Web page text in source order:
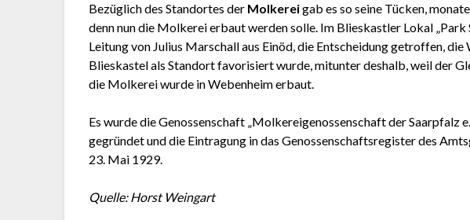
Bezüglich des Standortes der Molkereigab es so seine Tücken,
denn nun die Molkerei erbaut werden solle. Im Blieskastler Lokal „Park
Leitung von Julius Marschall aus Einöd, die Entscheidung getroffen,
Blieskastel als Standort favorisiert wurde, mitunter deshalb, weil der
die Molkerei wurde in Webenheim erbaut.
Es wurde die Genossenschaft „Molkereigenossenschaft der Saarpfalz
gegründet und die Eintragung in das Genossenschaftsregister des
23. Mai 1929.
Quelle: Horst Weingart